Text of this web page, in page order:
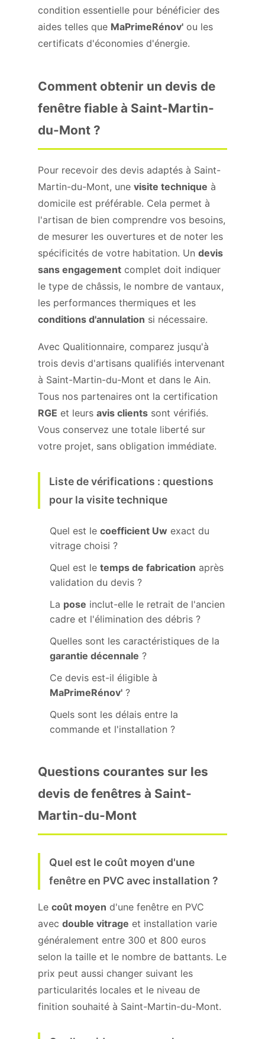
condition essentielle pour bénéficier des
aides telles que MaPrimeRénov' ou les
certificats d'économies d'énergie.
Comment obtenir un devis de
fenêtre fiable à Saint-Martin-
du-Mont ?
Pour recevoir des devis adaptés à Saint-
Martin-du-Mont, une visite technique à
domicile est préférable. Cela permet à
l'artisan de bien comprendre vos besoins,
de mesurer les ouvertures et de noter les
spécificités de votre habitation. Un devis
sans engagement complet doit indiquer
le type de châssis, le nombre de vantaux,
les performances thermiques et les
conditions d'annulation si nécessaire.
Avec Qualitionnaire, comparez jusqu'à
trois devis d'artisans qualifiés intervenant
à Saint-Martin-du-Mont et dans le Ain.
Tous nos partenaires ont la certification
RGE et leurs avis clients sont vérifiés.
Vous conservez une totale liberté sur
votre projet, sans obligation immédiate.
Liste de vérifications : questions
pour la visite technique
Quel est le coefficient Uw exact du
vitrage choisi ?
Quel est le temps de fabrication après
validation du devis ?
La pose inclut-elle le retrait de l'ancien
cadre et l'élimination des débris ?
Quelles sont les caractéristiques de la
garantie décennale ?
Ce devis est-il éligible à
MaPrimeRénov' ?
Quels sont les délais entre la
commande et l'installation ?
Questions courantes sur les
devis de fenêtres à Saint-
Martin-du-Mont
Quel est le coût moyen d'une
fenêtre en PVC avec installation ?
Le coût moyen d'une fenêtre en PVC
avec double vitrage et installation varie
généralement entre 300 et 800 euros
selon la taille et le nombre de battants. Le
prix peut aussi changer suivant les
particularités locales et le niveau de
finition souhaité à Saint-Martin-du-Mont.